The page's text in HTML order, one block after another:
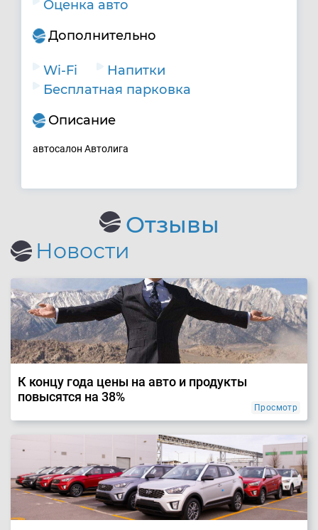
Оценка авто
Дополнительно
Wi-Fi
Напитки
Бесплатная парковка
Описание
автосалон Автолига
Отзывы
Новости
К концу года цены на авто и продукты
повысятся на 38%
Просмотр